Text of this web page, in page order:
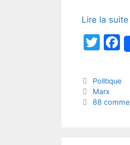
Lire la suite
T
itt
er
F
a
c
e
b
Catégories
Politique
Étiquettes
Marx
88